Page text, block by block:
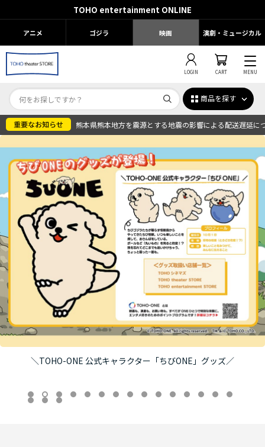
TOHO entertainment ONLINE
アニメ ゴジラ 映画 演劇・ミュージカル
LOGIN CART MENU
商品を探す
熊本県熊本地方を震源とする地震の影響による配送遅延に
＼TOHO-ONE 公式キャラクター「ちびONE」グッズ／